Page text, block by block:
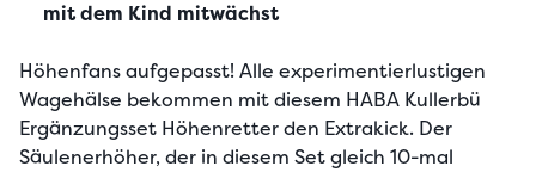
mit dem Kind mitwächst
Höhenfans aufgepasst! Alle experimentierlustigen
Wagehälse bekommen mit diesem HABA Kullerbü
Ergänzungsset Höhenretter den Extrakick. Der
Säulenerhöher, der in diesem Set gleich 10-mal